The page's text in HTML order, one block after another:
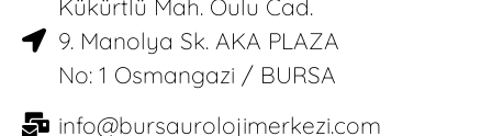
Kükürtlü Mah. Oulu Cad.
9. Manolya Sk. AKA PLAZA
No: 1 Osmangazi / BURSA
info@bursaurolojimerkezi.com